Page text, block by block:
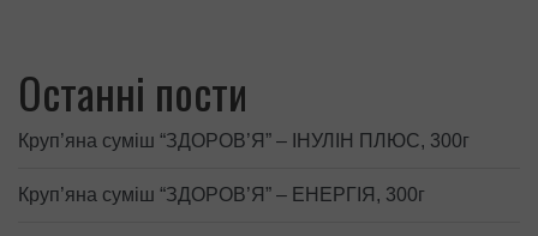
Останні пости
Круп’яна суміш “ЗДОРОВ’Я” – ІНУЛІН ПЛЮС, 300г
Круп’яна суміш “ЗДОРОВ’Я” – ЕНЕРГІЯ, 300г